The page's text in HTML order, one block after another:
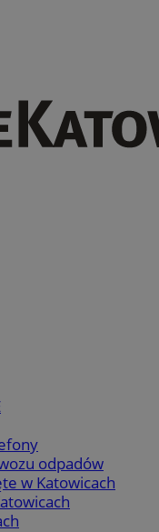
odpadów
w Katowicach